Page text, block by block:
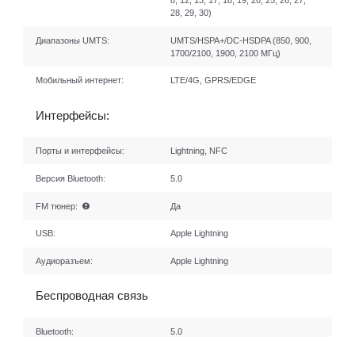
28, 29, 30)
Диапазоны UMTS:
UMTS/HSPA+/DC-HSDPA (850, 900,
1700/2100, 1900, 2100 МГц)
Мобильный интернет: LTE/4G, GPRS/EDGE
Интерфейсы:
Порты и интерфейсы: Lightning, NFC
Версия Bluetooth: 5.0
FM тюнер: Да
USB: Apple Lightning
Аудиоразъем: Apple Lightning
Беспроводная связь
Bluetooth: 5.0